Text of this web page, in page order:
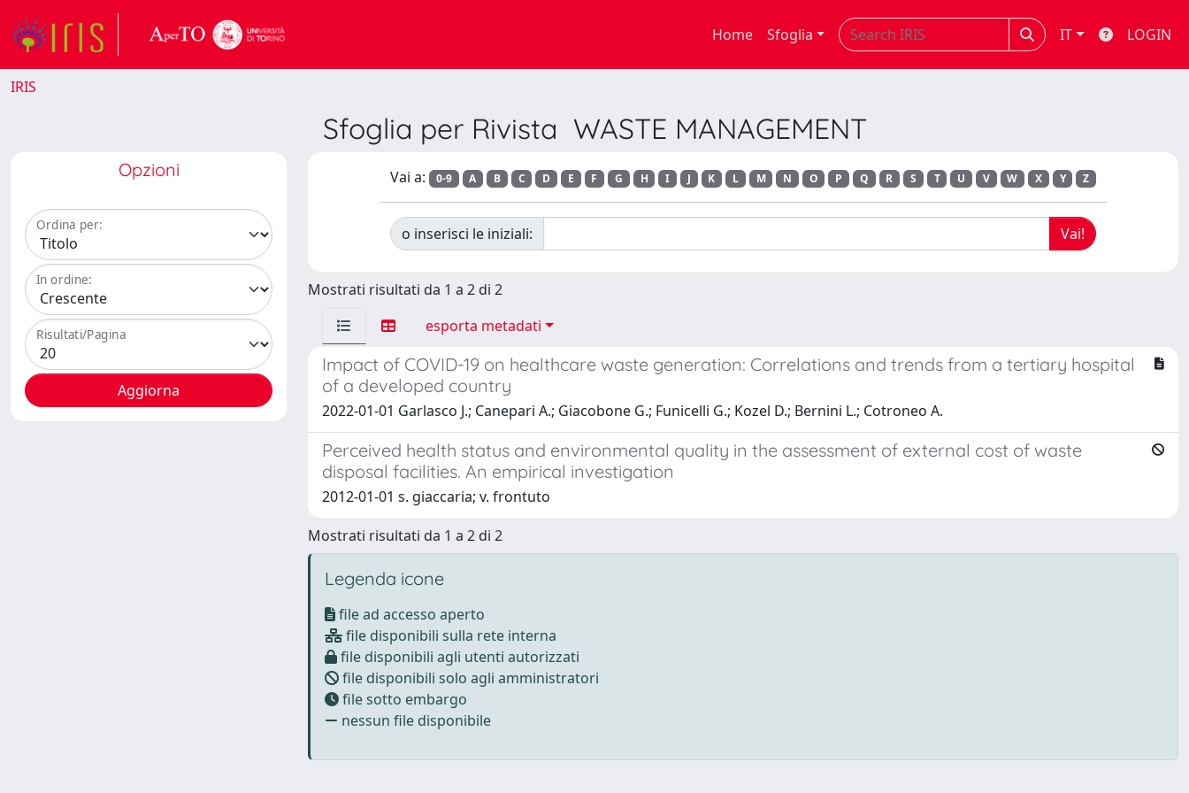
Home Sfoglia IT LOGIN
IRIS
Sfoglia per Rivista WASTE MANAGEMENT
Opzioni
Ordina per:
In ordine:
Risultati/Pagina
Vai a: 0-9 A B C D E F G H I J K L M N O P Q R S T U V W X Y Z
o inserisci le iniziali:
Mostrati risultati da 1 a 2 di 2
esporta metadati
Impact of COVID-19 on healthcare waste generation: Correlations and trends from a tertiary hospital
of a developed country
2022-01-01 Garlasco J.; Canepari A.; Giacobone G.; Funicelli G.; Kozel D.; Bernini L.; Cotroneo A.
Perceived health status and environmental quality in the assessment of external cost of waste
disposal facilities. An empirical investigation
2012-01-01 s. giaccaria; v. frontuto
Mostrati risultati da 1 a 2 di 2
Legenda icone
file ad accesso aperto
file disponibili sulla rete interna
file disponibili agli utenti autorizzati
file disponibili solo agli amministratori
file sotto embargo
nessun file disponibile